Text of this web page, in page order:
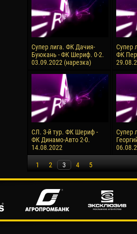
Супер лига. ФК Дачия-
Буюкань - ФК Шериф. 0-2.
03.09.2022 (нарезка)
Супер
ФК
СЛ. 3-й тур. ФК Шериф -
ФК Динамо-Авто 2-0.
14.08.2022
Супер
1 2 3 4 5